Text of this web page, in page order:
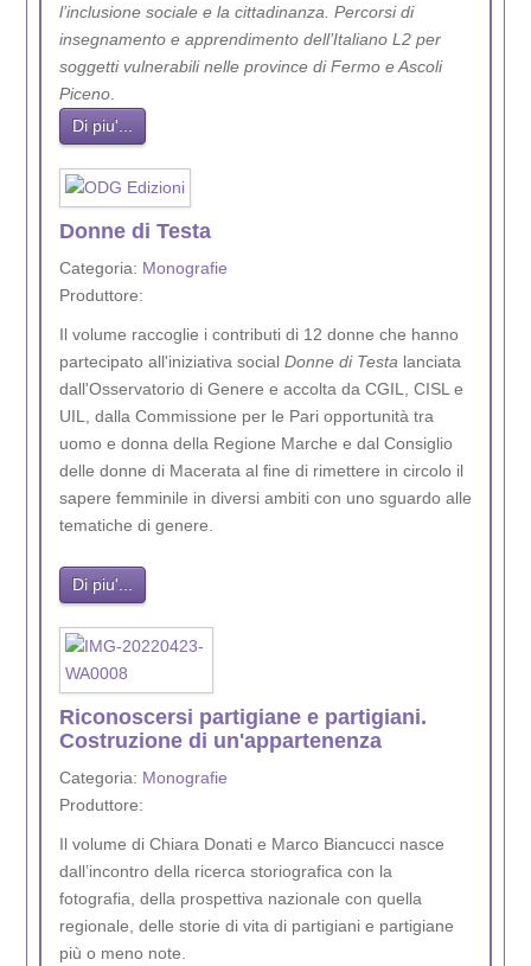
l’inclusione sociale e la cittadinanza. Percorsi di
insegnamento e apprendimento dell’Italiano L2 per
soggetti vulnerabili nelle province di Fermo e Ascoli
Piceno.
Di piu'...
Donne di Testa
Categoria: Monografie
Produttore:
Il volume raccoglie i contributi di 12 donne che hanno
partecipato all'iniziativa social Donne di Testa lanciata
dall'Osservatorio di Genere e accolta da CGIL, CISL e
UIL, dalla Commissione per le Pari opportunità tra
uomo e donna della Regione Marche e dal Consiglio
delle donne di Macerata al fine di rimettere in circolo il
sapere femminile in diversi ambiti con uno sguardo alle
tematiche di genere.
Di piu'...
Riconoscersi partigiane e partigiani.
Costruzione di un'appartenenza
Categoria: Monografie
Produttore:
Il volume di Chiara Donati e Marco Biancucci nasce
dall’incontro della ricerca storiografica con la
fotografia, della prospettiva nazionale con quella
regionale, delle storie di vita di partigiani e partigiane
più o meno note.